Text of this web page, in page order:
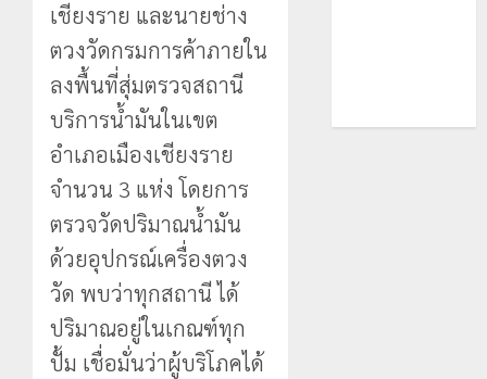
เชียงราย และนายช่าง
ตวงวัดกรมการค้าภายใน
ลงพื้นที่สุ่มตรวจสถานี
บริการน้ำมันในเขต
อำเภอเมืองเชียงราย
จำนวน 3 แห่ง โดยการ
ตรวจวัดปริมาณน้ำมัน
ด้วยอุปกรณ์เครื่องตวง
วัด พบว่าทุกสถานี ได้
ปริมาณอยู่ในเกณฑ์ทุก
ปั้ม เชื่อมั่นว่าผู้บริโภคได้